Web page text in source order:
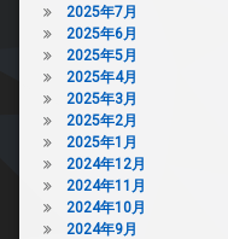
2025年7月
2025年6月
2025年5月
2025年4月
2025年3月
2025年2月
2025年1月
2024年12月
2024年11月
2024年10月
2024年9月